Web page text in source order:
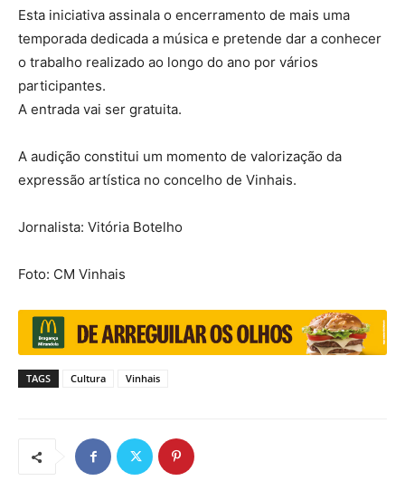
Esta iniciativa assinala o encerramento de mais uma
temporada dedicada a música e pretende dar a conhecer
o trabalho realizado ao longo do ano por vários
participantes.
A entrada vai ser gratuita.
A audição constitui um momento de valorização da
expressão artística no concelho de Vinhais.
Jornalista: Vitória Botelho
Foto: CM Vinhais
TAGS Cultura Vinhais